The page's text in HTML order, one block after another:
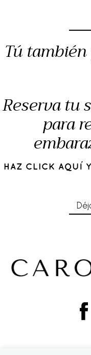
Tú
Reserva tu
para
HAZ CLICK AQUÍ